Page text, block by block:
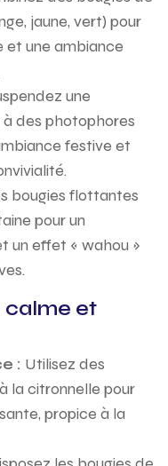
jaune, vert) pour
et une ambiance
une
des photophores
festive et
bougies flottantes
pour un
un effet « wahou »
calme et
: Utilisez des
la citronnelle pour
propice à la